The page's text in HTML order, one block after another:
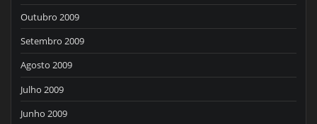
Outubro 2009
Setembro 2009
Agosto 2009
Julho 2009
Junho 2009